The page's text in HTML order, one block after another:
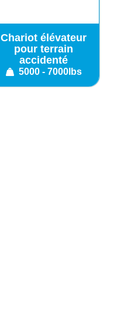
Chariot élévateur
pour terrain
accidenté
5000 - 7000lbs